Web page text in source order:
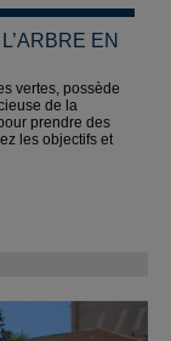
EN
vertes, possède
de la
prendre des
les objectifs et